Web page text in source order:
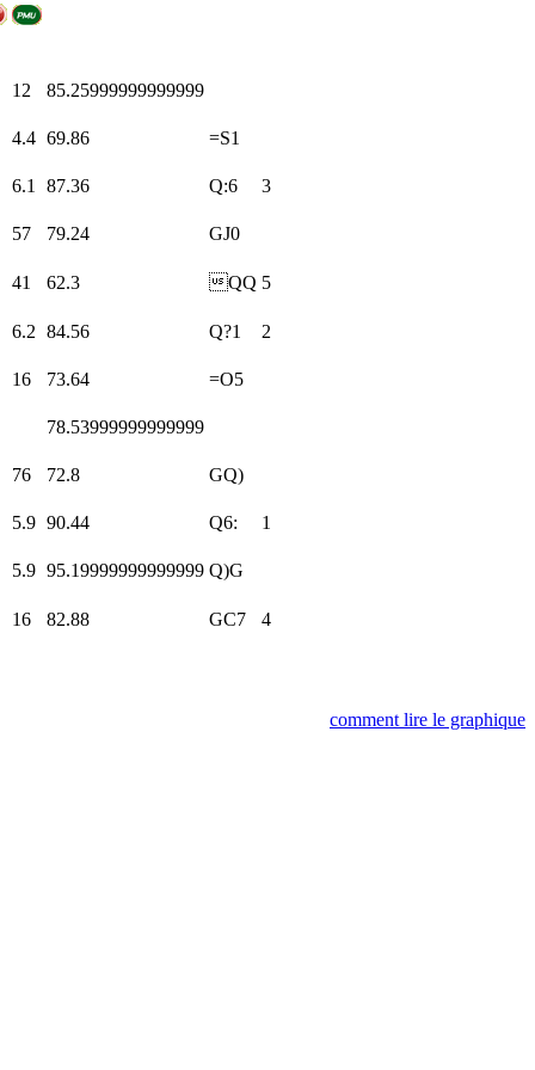
12 85.25999999999999
4.4 69.86 =S1
6.1 87.36 Q:6 3
57 79.24 GJ0
41 62.3 QQ 5
6.2 84.56 Q?1 2
16 73.64 =O5
78.53999999999999
76 72.8 GQ)
5.9 90.44 Q6: 1
5.9 95.19999999999999 Q)G
16 82.88 GC7 4
comment lire le graphique